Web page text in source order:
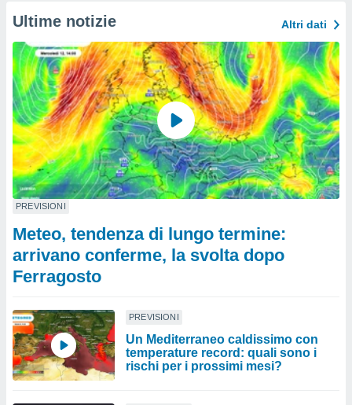
Ultime notizie Altri dati
PREVISIONI
Meteo, tendenza di lungo termine:
arrivano conferme, la svolta dopo
Ferragosto
PREVISIONI
Un Mediterraneo caldissimo con
temperature record: quali sono i
rischi per i prossimi mesi?